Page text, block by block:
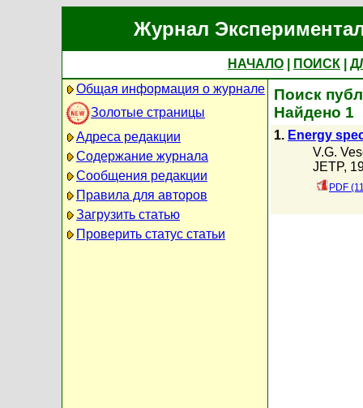
Журнал
НАЧАЛО ПОИСК
Общая информация о журнале
Золотые страницы
Адреса редакции
Содержание журнала
Сообщения редакции
Правила для авторов
Загрузить статью
Проверить статус статьи
Поиск
Найдено 1
1. Energy
V.G.
JETP,
PDF